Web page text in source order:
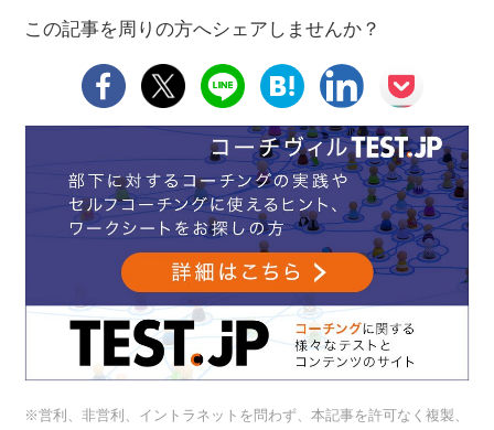
この記事を周りの方へシェアしませんか？
※営利、非営利、イントラネットを問わず、本記事を許可なく複製、